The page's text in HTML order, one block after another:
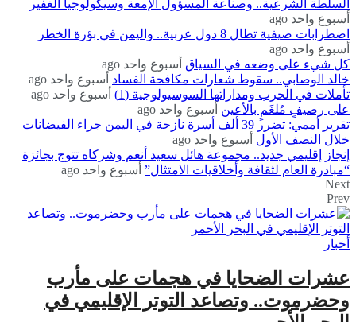
السلطة الشرعية.. وصناعة المسؤول الإمعة وسيكولوجيا الغفير
أسبوع واحد ago
اضطرابات صيفية تطال 8 دول عربية.. واليمن في بؤرة الخطر
أسبوع واحد ago
كل شيء على وضعه في السياق أسبوع واحد ago
خالد الوصابي.. سقوط شعارات مكافحة الفساد أسبوع واحد ago
تأملات في الحرب ومداراتها السوسيولوجية (1)
أسبوع واحد ago
على رصيفٍ مُلغَمٍ بالأعين أسبوع واحد ago
تقرير أممي: تضرر 39 ألف أسرة نازحة في اليمن جراء الفيضانات
خلال النصف الأول أسبوع واحد ago
إنجاز إقليمي جديد.. مجموعة هائل سعيد أنعم وشركاه تتوج بجائزة
“مبادرة العام لثقافة وأخلاقيات الامتثال” أسبوع واحد ago
Next
Prev
أخبار
عشرات الضحايا في هجمات على مأرب
وحضرموت.. وتصاعد التوتر الإقليمي في